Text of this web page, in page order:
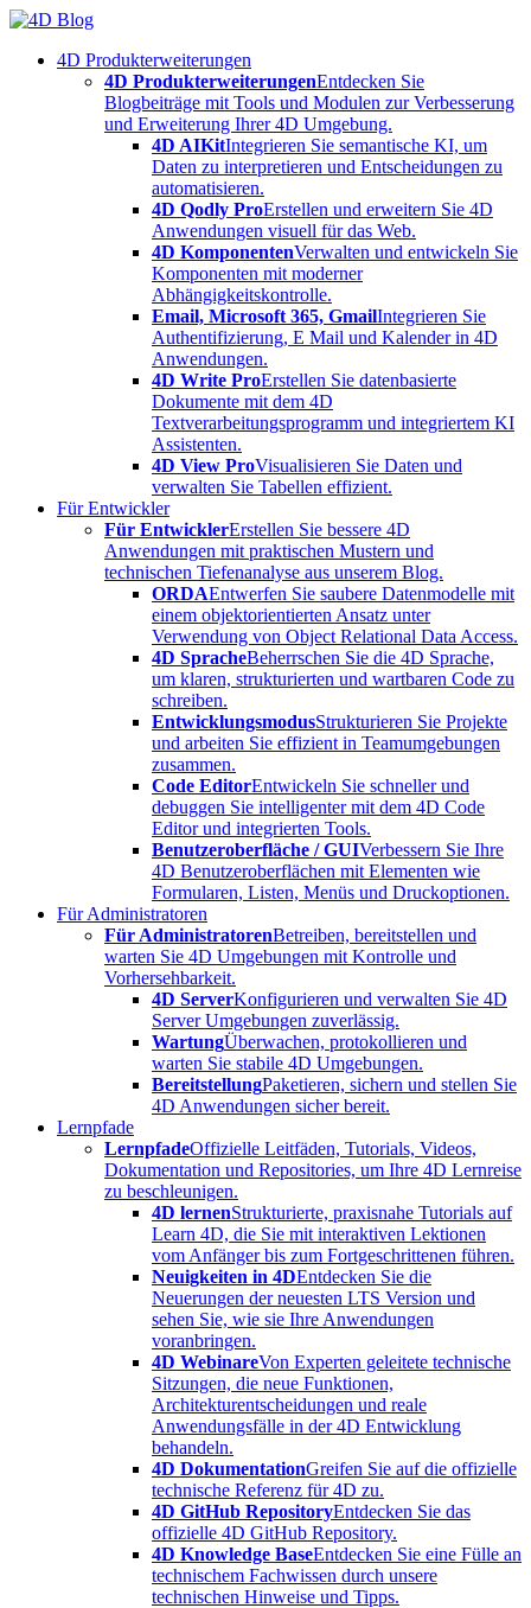
Skip
content4D Produkterweiterungen
4D ProdukterweiterungenEntdecken Sie
Blogbeiträge mit Tools und Modulen zur Verbesserung
und Erweiterung Ihrer 4D Umgebung.
4D AIKitIntegrieren Sie semantische KI, um
Daten zu interpretieren und Entscheidungen zu
automatisieren.
4D Qodly ProErstellen und erweitern Sie 4D
Anwendungen visuell für das Web.
4D KomponentenVerwalten und entwickeln Sie
Komponenten mit moderner
Abhängigkeitskontrolle.
Email, Microsoft 365, GmailIntegrieren Sie
Authentifizierung, E Mail und Kalender in 4D
Anwendungen.
4D Write ProErstellen Sie datenbasierte
Dokumente mit dem 4D
Textverarbeitungsprogramm und integriertem KI
Assistenten.
4D View ProVisualisieren Sie Daten und
verwalten Sie Tabellen effizient.
Für Entwickler
Für EntwicklerErstellen Sie bessere 4D
Anwendungen mit praktischen Mustern und
technischen Tiefenanalyse aus unserem Blog.
ORDAEntwerfen Sie saubere Datenmodelle mit
einem objektorientierten Ansatz unter
Verwendung von Object Relational Data Access.
4D SpracheBeherrschen Sie die 4D Sprache,
um klaren, strukturierten und wartbaren Code zu
schreiben.
EntwicklungsmodusStrukturieren Sie Projekte
und arbeiten Sie effizient in Teamumgebungen
zusammen.
Code EditorEntwickeln Sie schneller und
debuggen Sie intelligenter mit dem 4D Code
Editor und integrierten Tools.
Benutzeroberfläche / GUIVerbessern Sie Ihre
4D Benutzeroberflächen mit Elementen wie
Formularen, Listen, Menüs und Druckoptionen.
Für Administratoren
Für AdministratorenBetreiben, bereitstellen und
warten Sie 4D Umgebungen mit Kontrolle und
Vorhersehbarkeit.
4D ServerKonfigurieren und verwalten Sie 4D
Server Umgebungen zuverlässig.
WartungÜberwachen, protokollieren und
warten Sie stabile 4D Umgebungen.
BereitstellungPaketieren, sichern und stellen Sie
4D Anwendungen sicher bereit.
Lernpfade
LernpfadeOffizielle Leitfäden, Tutorials, Videos,
Dokumentation und Repositories, um Ihre 4D Lernreise
zu beschleunigen.
4D lernenStrukturierte, praxisnahe Tutorials auf
Learn 4D, die Sie mit interaktiven Lektionen
vom Anfänger bis zum Fortgeschrittenen führen.
Neuigkeiten in 4DEntdecken Sie die
Neuerungen der neuesten LTS Version und
sehen Sie, wie sie Ihre Anwendungen
voranbringen.
4D WebinareVon Experten geleitete technische
Sitzungen, die neue Funktionen,
Architekturentscheidungen und reale
Anwendungsfälle in der 4D Entwicklung
behandeln.
4D DokumentationGreifen Sie auf die offizielle
technische Referenz für 4D zu.
4D GitHub RepositoryEntdecken Sie das
offizielle 4D GitHub Repository.
4D Knowledge BaseEntdecken Sie eine Fülle an
technischem Fachwissen durch unsere
technischen Hinweise und Tipps.